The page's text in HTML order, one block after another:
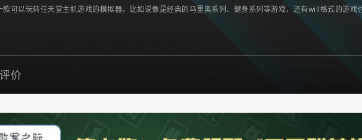
可以玩转任天堂主机游戏的模拟器，比如说像是经典的马里奥系列、健身系列等游戏，还有will格式的游
价